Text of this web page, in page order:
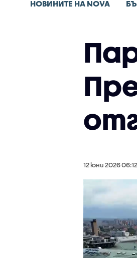
НОВИНИТЕ НА NOVA
12 юни 2026 06:12